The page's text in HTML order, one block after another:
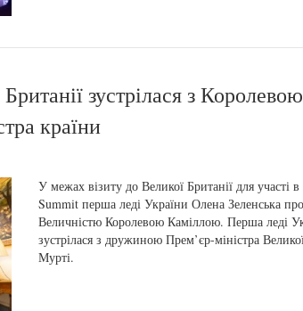
зустрілася з
країни
У межах візиту до Великої Британії для участі
Summit перша леді України Олена Зеленська
Величністю Королевою Каміллою. Перша леді
зустрілася з дружиною Прем’єр-міністра
Мурті.